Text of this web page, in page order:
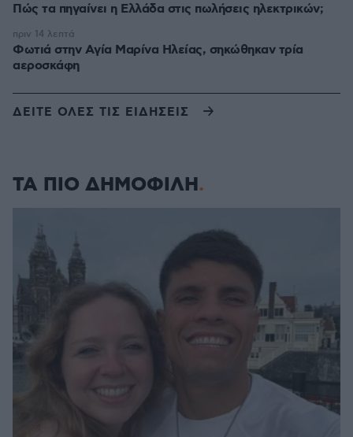
Πώς τα πηγαίνει η Ελλάδα στις πωλήσεις ηλεκτρικών;
Φωτιά στην Aγία Μαρίνα Ηλείας, σηκώθηκαν τρία
αεροσκάφη
πριν 14 λεπτά
ΔΕΙΤΕ ΟΛΕΣ ΤΙΣ ΕΙΔΗΣΕΙΣ
ΤΑ ΠΙΟ ΔΗΜΟΦΙΛΗ